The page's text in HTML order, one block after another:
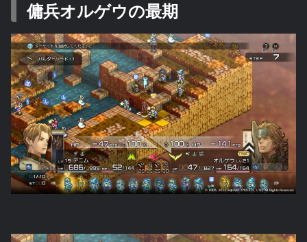
傭兵オルゲウの最期